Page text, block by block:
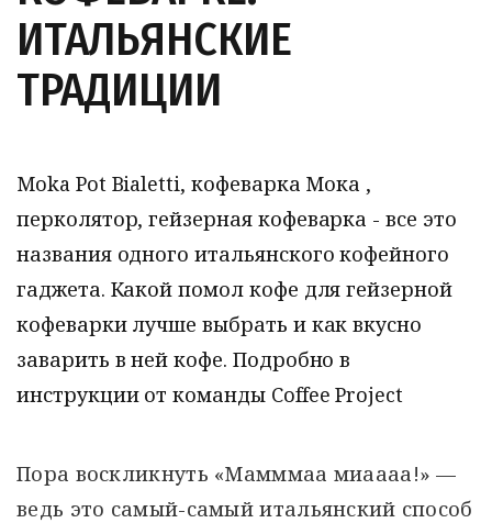
ИТАЛЬЯНСКИЕ
ТРАДИЦИИ
Moka Pot Bialetti, кофеварка Мока ,
перколятор, гейзерная кофеварка - все это
названия одного итальянского кофейного
гаджета. Какой помол кофе для гейзерной
кофеварки лучше выбрать и как вкусно
заварить в ней кофе. Подробно в
инструкции от команды Coffee Project
Пора воскликнуть «Мамммаа миаааа!» —
ведь это самый-самый итальянский способ